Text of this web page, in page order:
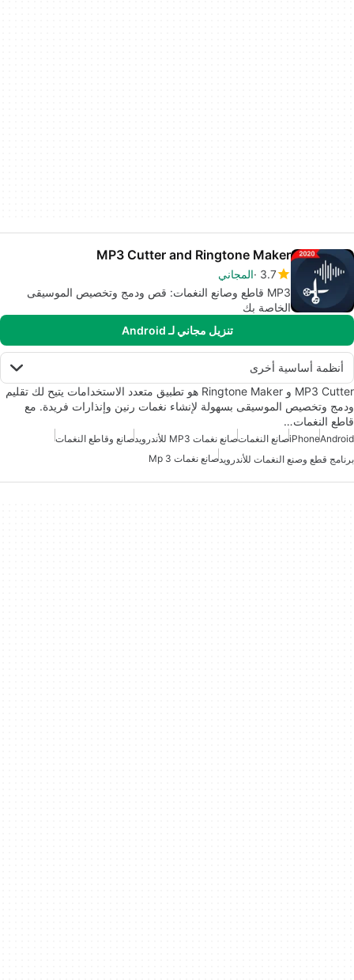
MP3 Cutter and Ringtone Maker
3.7 المجاني
MP3 قاطع وصانع النغمات: قص ودمج وتخصيص الموسيقى
الخاصة بك
تنزيل مجاني لـ Android
أنظمة أساسية أخرى
MP3 Cutter و Ringtone Maker هو تطبيق متعدد الاستخدامات يتيح لك تقليم
ودمج وتخصيص الموسيقى بسهولة لإنشاء نغمات رنين وإنذارات فريدة. مع
قاطع النغمات…
Android
iPhoneصانع النغماتصانع نغمات MP3 للأندرويد
صانع وقاطع النغمات
برنامج قطع وصنع النغمات للأندرويدصانع نغمات Mp 3